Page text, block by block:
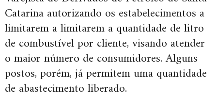
Catarina autorizando os estabelecimentos a
limitarem a limitarem a quantidade de litro
de combustível por cliente, visando atender
o maior número de consumidores. Alguns
postos, porém, já permitem uma quantidade
de abastecimento liberado.